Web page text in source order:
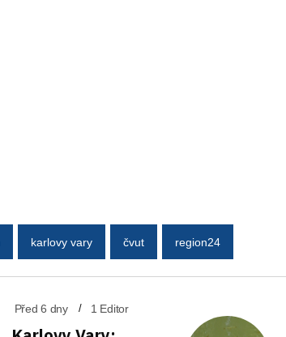
karlovy vary čvut region24
Před 6 dny 1 Editor